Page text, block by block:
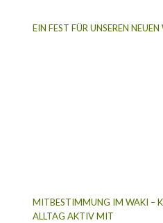
EIN FEST FÜR UNSEREN
MITBESTIMMUNG IM WAKI –
ALLTAG AKTIV MIT